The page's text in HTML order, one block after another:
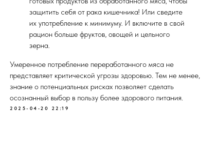
защитить себя от рака кишечника! Или сведите
их употребление к минимуму. И включите в свой
рацион больше фруктов, овощей и цельного
зерна.
Умеренное потребление переработанного мяса не
представляет критической угрозы здоровью. Тем не менее,
знание о потенциальных рисках позволяет сделать
осознанный выбор в пользу более здорового питания.
2025-04-20 22:19